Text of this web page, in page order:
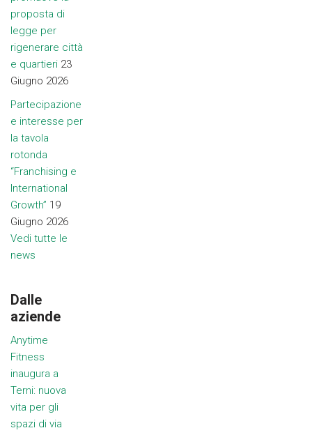
proposta di
legge per
rigenerare città
e quartieri 23
Giugno 2026
Partecipazione
e interesse per
la tavola
rotonda
“Franchising e
International
Growth” 19
Giugno 2026
Vedi tutte le
news
Dalle
aziende
Anytime
Fitness
inaugura a
Terni: nuova
vita per gli
spazi di via